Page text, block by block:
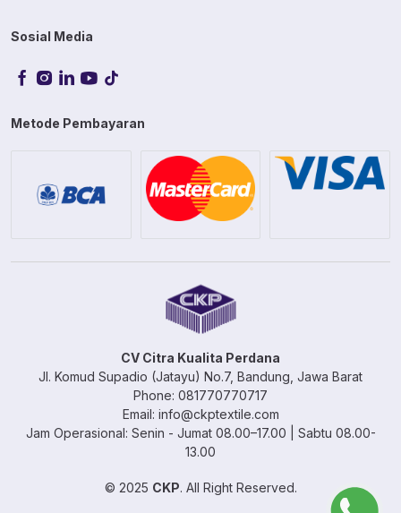
Sosial Media
Metode Pembayaran
CV Citra Kualita Perdana
Jl. Komud Supadio (Jatayu) No.7, Bandung, Jawa Barat
Phone: 081770770717
Email: info@ckptextile.com
Jam Operasional: Senin - Jumat 08.00–17.00 | Sabtu 08.00-
13.00
© 2025 CKP. All Right Reserved.